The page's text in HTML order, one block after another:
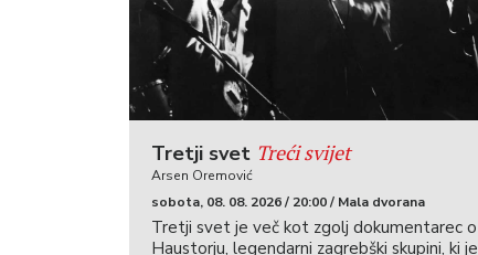
Tretji svet Treći svijet
Arsen Oremović
sobota, 08. 08. 2026 / 20:00 / Mala dvorana
Tretji svet je več kot zgolj dokumentarec o
Haustorju, legendarni zagrebški skupini, ki je